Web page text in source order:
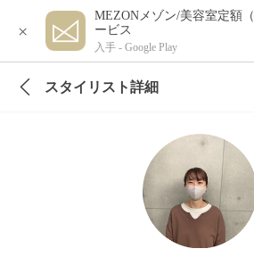
×
MEZONメゾン/美容室定額
ービス
入手 - Google Play
スタイリスト詳細